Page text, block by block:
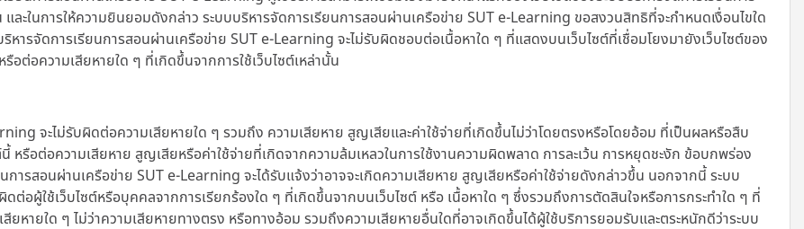
ะในการให้ความยินยอมดังกล่าว ระบบบริหารจัดการเรียนการสอนผ่านเครือข่าย SUT e-Learning ขอสงวนสิทธิที่จะกำหนดเงื่อนไขใด
หารจัดการเรียนการสอนผ่านเครือข่าย SUT e-Learning จะไม่รับผิดชอบต่อเนื้อหาใด ๆ ที่แสดงบนเว็บไซต์ที่เชื่อมโยงมายังเว็บไซต์ของ
ต่อความเสียหายใด ๆ ที่เกิดขึ้นจากการใช้เว็บไซต์เหล่านั้น
จะไม่รับผิดต่อความเสียหายใด ๆ รวมถึง ความเสียหาย สูญเสียและค่าใช้จ่ายที่เกิดขึ้นไม่ว่าโดยตรงหรือโดยอ้อม ที่เป็นผลหรือสืบ
นี้ หรือต่อความเสียหาย สูญเสียหรือค่าใช้จ่ายที่เกิดจากความล้มเหลวในการใช้งานความผิดพลาด การละเว้น การหยุดชะงัก ข้อบกพร่อง
ารสอนผ่านเครือข่าย SUT e-Learning จะได้รับแจ้งว่าอาจจะเกิดความเสียหาย สูญเสียหรือค่าใช้จ่ายดังกล่าวขึ้น นอกจากนี้ระบบ
ดต่อผู้ใช้เว็บไซต์หรือบุคคลจากการเรียกร้องใด ๆ ที่เกิดขึ้นจากบนเว็บไซต์ หรือ เนื้อหาใด ๆ ซึ่งรวมถึงการตัดสินใจหรือการกระทำใด ๆ ที่
ยหายใด ๆ ไม่ว่าความเสียหายทางตรง หรือทางอ้อม รวมถึงความเสียหายอื่นใดที่อาจเกิดขึ้นได้ผู้ใช้บริการยอมรับและตระหนักดีว่าระบบ